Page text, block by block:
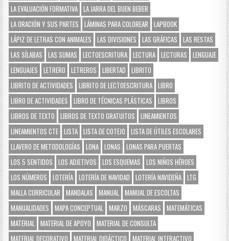
LA EVALUACIÓN FORMATIVA LA JARRA DEL BUEN BEBER
LA ORACIÓN Y SUS PARTES
LÁMINAS PARA COLOREAR
LAPBOOK
LÁPIZ DE LETRAS CON ANIMALES
LAS DIVISIONES LAS GRÁFICAS
LAS RESTAS
LAS SÍLABAS
LAS SUMAS LECTOESCRITURA LECTURA LECTURAS
LENGUAJE
LENGUAJES
LETRERO LETREROS LIBERTAD
LIBRITO
LIBRITO DE ACTIVIDADES
LIBRITO DE LECTOESCRITURA LIBRO
LIBRO DE ACTIVIDADES
LIBRO DE TÉCNICAS PLÁSTICAS
LIBROS
LIBROS DE TEXTO
LIBROS DE TEXTO GRATUITOS
LINEAMIENTOS
LINEAMIENTOS CTE LISTA LISTA DE COTEJO
LISTA DE ÚTILES ESCOLARES
LLAVERO DE METODOLOGÍAS
LONA LONAS
LONAS PARA PUERTAS
LOS 5 SENTIDOS
LOS ADJETIVOS LOS ESQUEMAS
LOS NIÑOS HÉROES
LOS NÚMEROS
LOTERÍA LOTERÍA DE NAVIDAD LOTERÍA NAVIDEÑA LTG
MALLA CURRICULAR
MANDALAS MANUAL MANUAL DE ESCOLTAS
MANUALIDADES
MAPA CONCEPTUAL MARZO MÁSCARAS
MATEMÁTICAS
MATERIAL MATERIAL DE APOYO
MATERIAL DE CONSULTA
MATERIAL DECORATIVO
MATERIAL DIDÁCTICO MATERIAL INTERACTIVO